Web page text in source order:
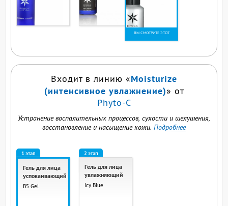
ВЫ СМОТРИТЕ ЭТОТ
Входит в линию «Moisturize
(интенсивное увлажнение)» от
Phyto-C
Устранение воспалительных процессов, сухости и шелушения,
восстановление и насыщение кожи. Подробнее
1 этап
Гель для лица
успокаивающий
B5 Gel
2 этап
Гель для лица
увлажняющий
Icy Blue